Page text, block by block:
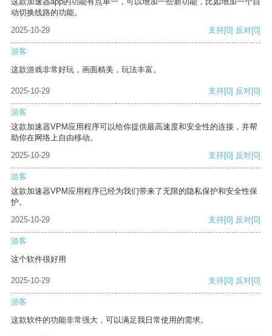
动切换线路的功能。
2025-10-29
支持[0] 反对[0]
游客
这款游戏非常好玩，画面精美，玩法丰富。
2025-10-29 支持[0] 反对[0]
游客
这款加速器VPM应用程序可以给你提供最高速度和安全性的连接，并帮
助你在网络上自由移动。
2025-10-29
支持[0] 反对[0]
游客
这款加速器VPM应用程序已经为我们带来了无限的隐私保护和安全性保
护。
2025-10-29
支持[0] 反对[0]
游客
这个软件很好用
2025-10-29 支持[0] 反对[0]
游客
这款软件的功能非常强大，可以满足我日常使用的需求。